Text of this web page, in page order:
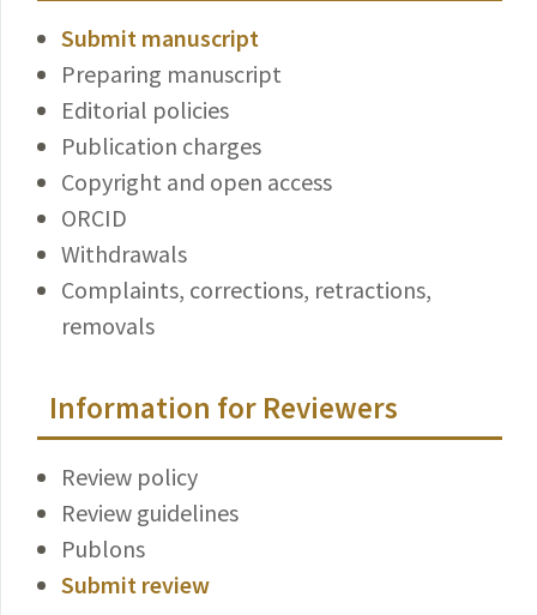
Submit manuscript
Preparing manuscript
Editorial policies
Publication charges
Copyright and open access
ORCID
Withdrawals
Complaints, corrections, retractions,
removals
Information for Reviewers
Review policy
Review guidelines
Publons
Submit review